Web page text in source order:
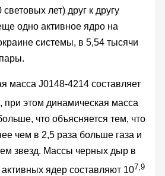
лет) друг к другу
одно активное ядро на
системы, в 5,54 тысячи
масса J0148-4214 составляет
этом динамическая масса
что объясняется тем, что
чем в 2,5 раза больше газа и
звезд. Массы черных дыр в
ядер составляют 107,9